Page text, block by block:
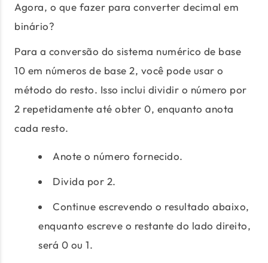
Agora, o que fazer para converter decimal em
binário?
Para a conversão do sistema numérico de base
10 em números de base 2, você pode usar o
método do resto. Isso inclui dividir o número por
2 repetidamente até obter 0, enquanto anota
cada resto.
Anote o número fornecido.
Divida por 2.
Continue escrevendo o resultado abaixo,
enquanto escreve o restante do lado direito,
será 0 ou 1.